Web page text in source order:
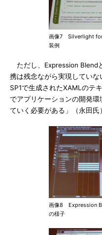
画像7 Silverlight
装例
ただし、Expression Blend
携は残念ながら実現してい
SP1で生成されたXAMLのテ
でアプリケーションの開発
ていく必要がある」（永田氏
画像8 Expression
の様子